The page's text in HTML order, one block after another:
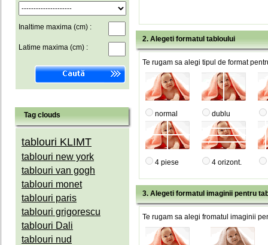
Inaltime maxima (cm) :
Latime maxima (cm) :
Tag clouds
tablouri KLIMT
tablouri new york
tablouri van gogh
tablouri monet
tablouri paris
tablouri grigorescu
tablouri Dali
tablouri nud
2. Alegeti formatul tabloului
Te rugam sa alegi tipul de format
normal dublu
4 piese 4 orizont.
3. Alegeti formatul imaginii pentru
Te rugam sa alegi fromatul imaginii